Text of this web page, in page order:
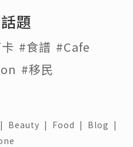
題
#食譜 #Cafe
#移民
| Beauty | Food | Blog |